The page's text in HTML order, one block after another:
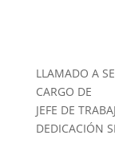
LLAMADO A
CARGO DE
JEFE DE
DEDICACIÓN